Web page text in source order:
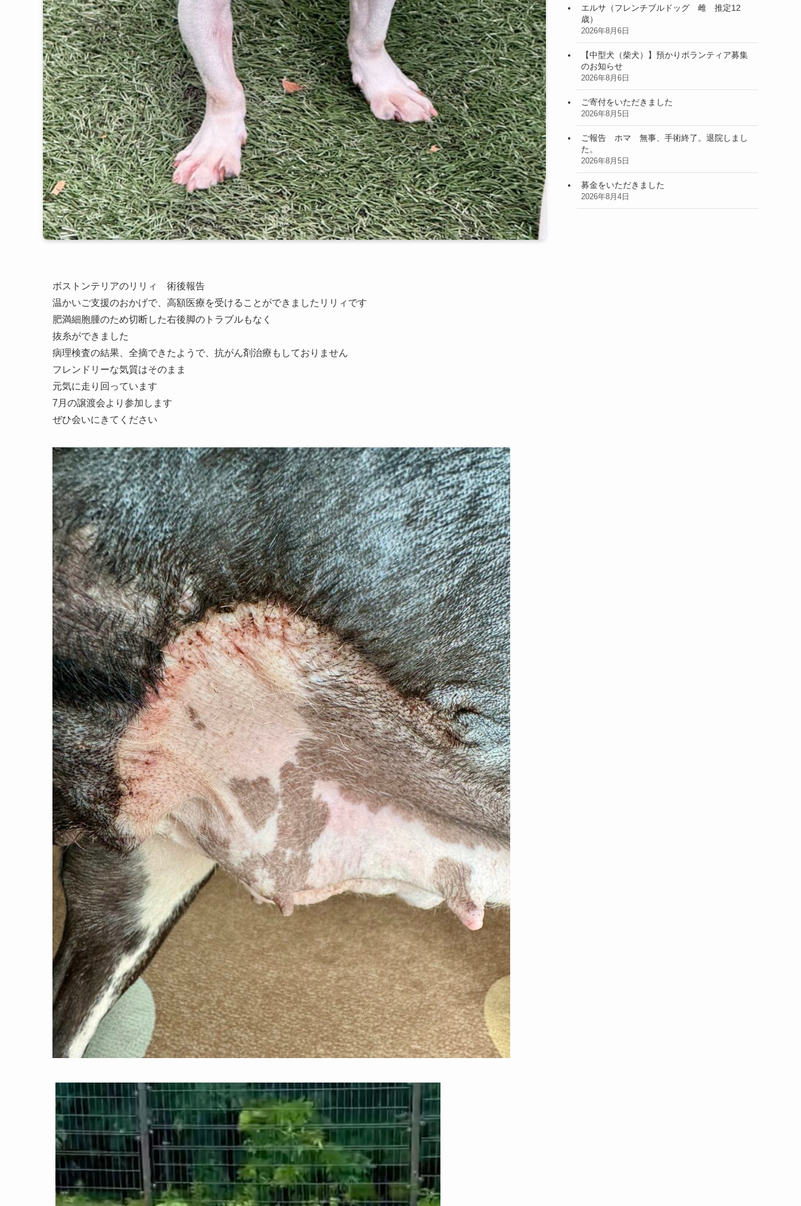
ボストンテリアのリリィ 術後報告
温かいご支援のおかげで、高額医療を受けることができましたリリィです
肥満細胞腫のため切断した右後脚のトラブルもなく
抜糸ができました
病理検査の結果、全摘できたようで、抗がん剤治療もしておりません
フレンドリーな気質はそのまま
元気に走り回っています
7月の譲渡会より参加します
ぜひ会いにきてください
エルサ（フレンチブルドッグ 雌 推定12
歳）
2026年8月6日
【中型犬（柴犬）】預かりボランティア募集
のお知らせ
2026年8月6日
ご寄付をいただきました
2026年8月5日
ご報告 ホマ 無事、手術終了。退院しまし
た。
2026年8月5日
募金をいただきました
2026年8月4日